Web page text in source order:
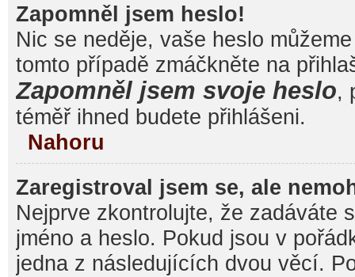
Zapomněl jsem heslo!
Nic se neděje, vaše heslo
tomto případě zmáčkněte na
Zapomněl jsem svoje heslo,
téměř ihned budete přihlášeni.
Nahoru
Zaregistroval jsem se, ale
Nejprve zkontrolujte, že zadáváte
jméno a heslo. Pokud jsou v
jedna z následujících dvou věcí.